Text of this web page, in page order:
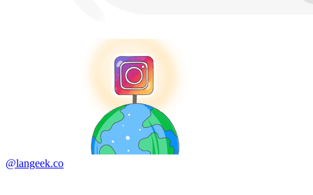
@langeek.co